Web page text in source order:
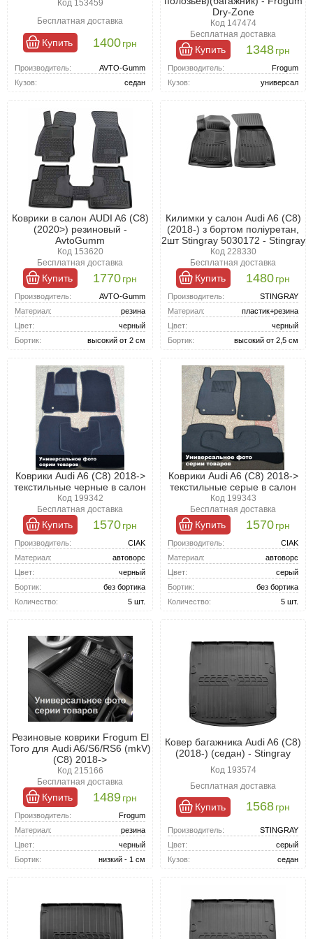
Код 153459
Бесплатная доставка
Купить 1400грн
Производитель:
AVTO-Gumm
Кузов:
седан
Dry-Zone
Код 147474
Бесплатная доставка
Купить 1348грн
Производитель:
Frogum
Кузов:
универсал
Коврики в салон AUDI A6 (C8)
(2020>) резиновый -
AvtoGumm
Код 153620
Бесплатная доставка
Купить 1770грн
Производитель:
AVTO-Gumm
Материал:
резина
Цвет:
черный
Бортик:
высокий от 2 см
Килимки у салон Audi A6 (C8)
(2018-) з бортом поліуретан,
2шт Stingray 5030172 - Stingray
Код 228330
Бесплатная доставка
Купить 1480грн
Производитель:
STINGRAY
Материал:
пластик+резина
Цвет:
черный
Бортик:
высокий от 2,5 см
Коврики Audi A6 (С8) 2018->
текстильные черные в салон
Код 199342
Бесплатная доставка
Купить 1570грн
Производитель:
CIAK
Материал:
автоворс
Цвет:
черный
Бортик:
без бортика
Количество:
5 шт.
Коврики Audi A6 (С8) 2018->
текстильные серые в салон
Код 199343
Бесплатная доставка
Купить 1570грн
Производитель:
CIAK
Материал:
автоворс
Цвет:
серый
Бортик:
без бортика
Количество:
5 шт.
Резиновые коврики Frogum El
Toro для Audi A6/S6/RS6 (mkV)
(C8) 2018->
Код 215166
Бесплатная доставка
Купить 1489грн
Производитель:
Frogum
Материал:
резина
Цвет:
черный
Бортик:
низкий - 1 см
Ковер багажника Audi A6 (C8)
(2018-) (седан) - Stingray
Код 193574
Бесплатная доставка
Купить 1568грн
Производитель:
STINGRAY
Цвет:
серый
Кузов:
седан